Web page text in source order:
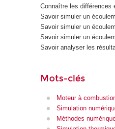
Connaître les différences
Savoir simuler un
Savoir simuler un
Savoir simuler un
Savoir analyser les
Mots-clés
Moteur à
Simulation
Méthodes